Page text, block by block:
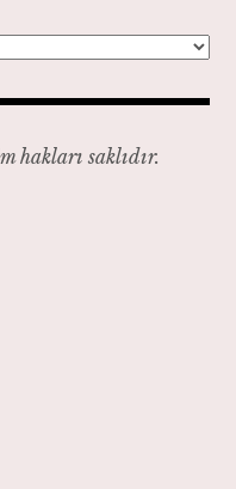
hakları saklıdır.